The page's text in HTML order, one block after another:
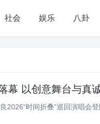
社会 娱乐 八卦
幕 以创意舞台与真
2026“时间折叠”巡回演唱会